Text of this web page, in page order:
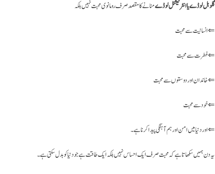
گلوبل لو ڈے یا انٹرنیشنل لو ڈےمنانے کا مقصد صرف رومانوی محبت نہیں بلکہ
انسانیت سے محبت ⇐
فطرت سے محبت ⇐
خاندان اور دوستوں سے محبت ⇐
خود سے محبت ⇐
اور دنیا میں امن اور ہم آہنگی پیدا کرنا ہے۔ ⇐
یہ دن ہمیں سکھاتا ہے کہ محبت صرف ایک احساس نہیں بلکہ ایک طاقت ہے جو دنیا کو بدل سکتی ہے۔